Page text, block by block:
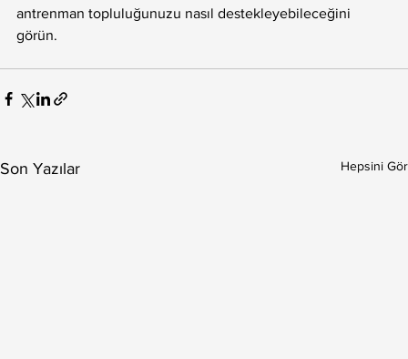
antrenman topluluğunuzu nasıl destekleyebileceğini
görün.
Son Yazılar Hepsini Gör